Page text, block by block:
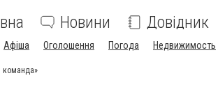
Новини Довідник
Афіша Оголошення Погода Недвижимость
команда»